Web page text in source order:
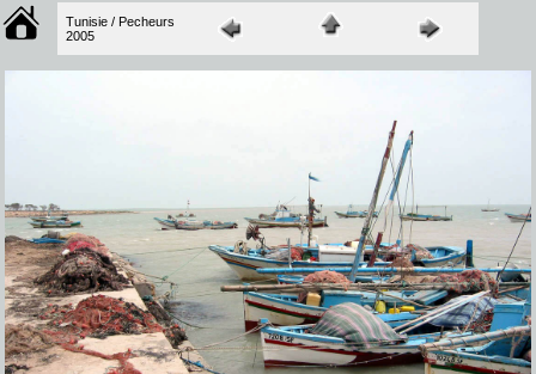
Tunisie / Pecheurs
2005